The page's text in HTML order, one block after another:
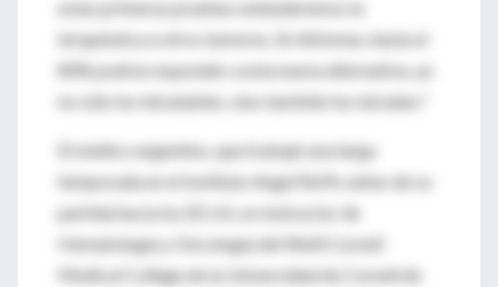
estas primeras pruebas extenderemos la
terapéutica a otros tumores. En linfomas, hasta el
80% podría responder a esta nueva alternativa, ya
no sólo los intratables, sino también los iniciales."
El médico argentino, que trabajó una larga
temporada en el Instituto Angel Roffo antes de su
partida hacia los EE.UU, es instructor de
Hematología y Oncología del Weill Cornell
Medical College de la Universidad de Cornell de